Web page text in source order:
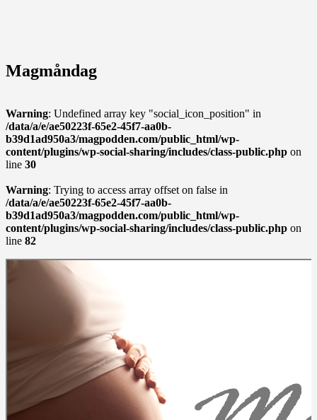
Magmåndag
Warning: Undefined array key "social_icon_position" in
/data/a/e/ae50223f-65e2-45f7-aa0b-
b39d1ad950a3/magpodden.com/public_html/wp-
content/plugins/wp-social-sharing/includes/class-public.php on
line 30
Warning: Trying to access array offset on false in
/data/a/e/ae50223f-65e2-45f7-aa0b-
b39d1ad950a3/magpodden.com/public_html/wp-
content/plugins/wp-social-sharing/includes/class-public.php on
line 82